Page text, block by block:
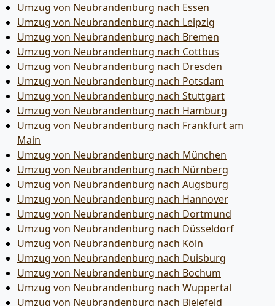
Umzug von Neubrandenburg nach Essen
Umzug von Neubrandenburg nach Leipzig
Umzug von Neubrandenburg nach Bremen
Umzug von Neubrandenburg nach Cottbus
Umzug von Neubrandenburg nach Dresden
Umzug von Neubrandenburg nach Potsdam
Umzug von Neubrandenburg nach Stuttgart
Umzug von Neubrandenburg nach Hamburg
Umzug von Neubrandenburg nach Frankfurt am
Main
Umzug von Neubrandenburg nach München
Umzug von Neubrandenburg nach Nürnberg
Umzug von Neubrandenburg nach Augsburg
Umzug von Neubrandenburg nach Hannover
Umzug von Neubrandenburg nach Dortmund
Umzug von Neubrandenburg nach Düsseldorf
Umzug von Neubrandenburg nach Köln
Umzug von Neubrandenburg nach Duisburg
Umzug von Neubrandenburg nach Bochum
Umzug von Neubrandenburg nach Wuppertal
Umzug von Neubrandenburg nach Bielefeld